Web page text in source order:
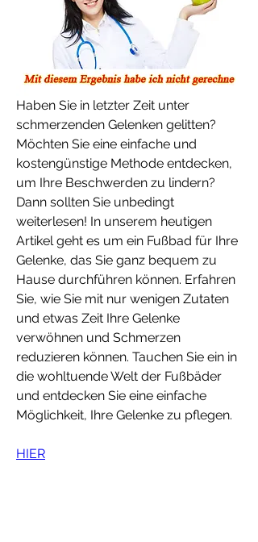
Haben Sie in letzter Zeit unter
schmerzenden Gelenken gelitten?
Möchten Sie eine einfache und
kostengünstige Methode entdecken,
um Ihre Beschwerden zu lindern?
Dann sollten Sie unbedingt
weiterlesen! In unserem heutigen
Artikel geht es um ein Fußbad für Ihre
Gelenke, das Sie ganz bequem zu
Hause durchführen können. Erfahren
Sie, wie Sie mit nur wenigen Zutaten
und etwas Zeit Ihre Gelenke
verwöhnen und Schmerzen
reduzieren können. Tauchen Sie ein in
die wohltuende Welt der Fußbäder
und entdecken Sie eine einfache
Möglichkeit, Ihre Gelenke zu pflegen.
HIER